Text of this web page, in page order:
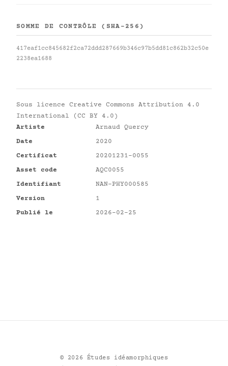
SOMME DE CONTRÔLE (SHA-256)
417eaf1cc845682f2ca72ddd287669b346c97b5dd81c862b32c50e
2238ea1688
Sous licence Creative Commons Attribution 4.0
International (CC BY 4.0)
Artiste
Arnaud Quercy
Date
2020
Certificat
20201231-0055
Asset code
AQC0055
Identifiant
NAN-PHY000585
Version
1
Publié le
2026-02-25
© 2026 Études idéamorphiques